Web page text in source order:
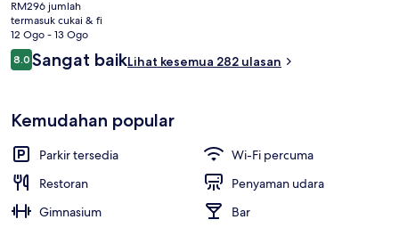
ialah
RM269
RM296 jumlah
termasuk cukai & fi
12 Ogo - 13 Ogo
Ulasan
8.08.0 daripada 10
Sangat baikLihat kesemua 282 ulasan
Kemudahan popular
Parkir tersedia
Wi-Fi percuma
Restoran
Penyaman udara
Gimnasium
Bar